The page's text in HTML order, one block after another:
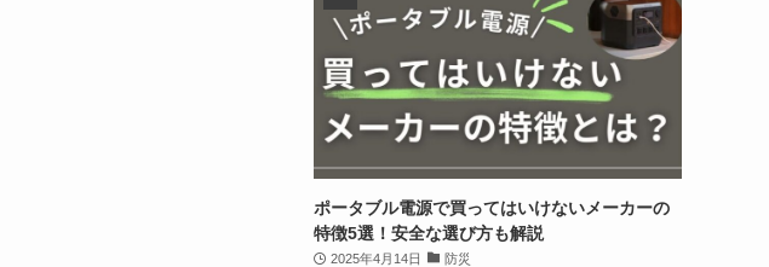
ポータブル電源で買ってはいけないメーカーの
特徴5選！安全な選び方も解説
2025年4月14日 防災